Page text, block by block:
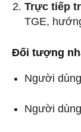
Trực tiếp
TGE,
Đối tượng
Người
Người